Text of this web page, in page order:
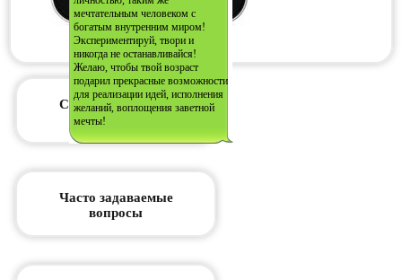
мечтательным человеком с
богатым внутренним миром!
Экспериментируй, твори и
никогда не останавливайся!
Желаю, чтобы твой возраст
подарил прекрасные возможности
для реализации идей, исполнения
желаний, воплощения заветной
мечты!
Стоимость услуги
Часто задаваемые
вопросы